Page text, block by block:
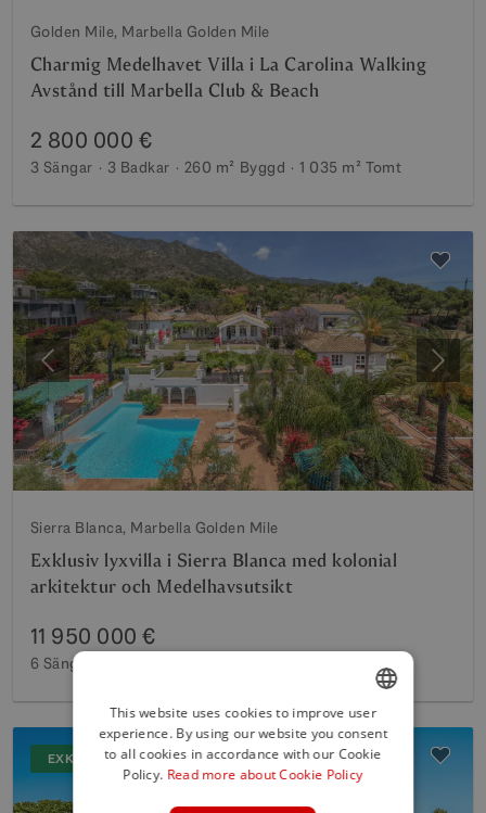
Golden Mile, Marbella Golden Mile
Charmig Medelhavet Villa i La Carolina Walking
Avstånd till Marbella Club & Beach
2 800 000 €
3 Sängar 3 Badkar 260 m² Byggd 1 035 m² Tomt
Föregående Nästa
Sierra Blanca, Marbella Golden Mile
Exklusiv lyxvilla i Sierra Blanca med kolonial
arkitektur och Medelhavsutsikt
11 950 000 €
6 Sängar
EXKLUSIVT
ENGLISH
SPANISH
This website uses cookies to improve user
experience. By using our website you consent
to all cookies in accordance with our Cookie
Policy. Read more about Cookie Policy